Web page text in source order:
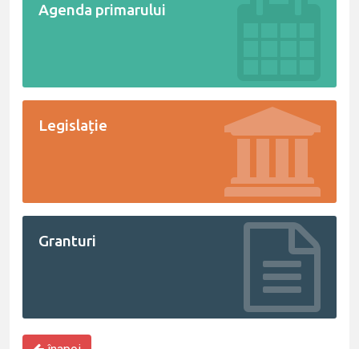
Agenda primarului
Legislație
Granturi